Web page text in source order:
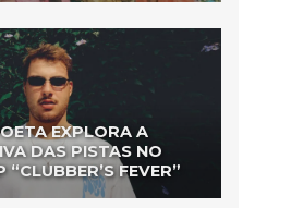
EXPLORA A
DAS PISTAS NO
“CLUBBER’S FEVER”